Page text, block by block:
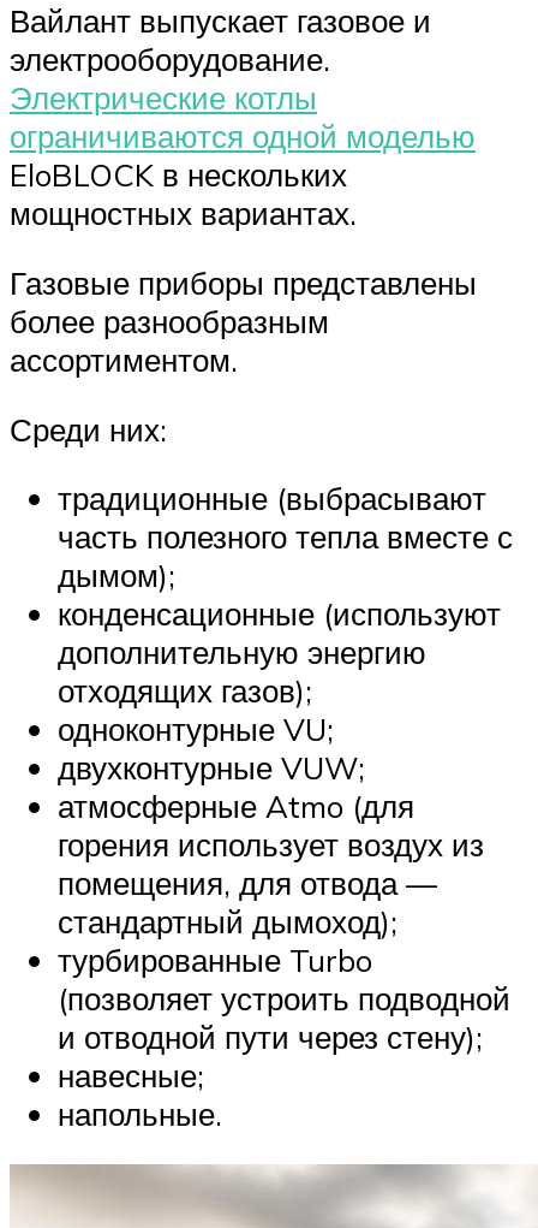
Вайлант выпускает газовое и
электрооборудование.
Электрические котлы
ограничиваются одной моделью
EloBLOCK в нескольких
мощностных вариантах.
Газовые приборы представлены
более разнообразным
ассортиментом.
Среди них:
традиционные (выбрасывают
часть полезного тепла вместе с
дымом);
конденсационные (используют
дополнительную энергию
отходящих газов);
одноконтурные VU;
двухконтурные VUW;
атмосферные Atmo (для
горения использует воздух из
помещения, для отвода —
стандартный дымоход);
турбированные Turbo
(позволяет устроить подводной
и отводной пути через стену);
навесные;
напольные.